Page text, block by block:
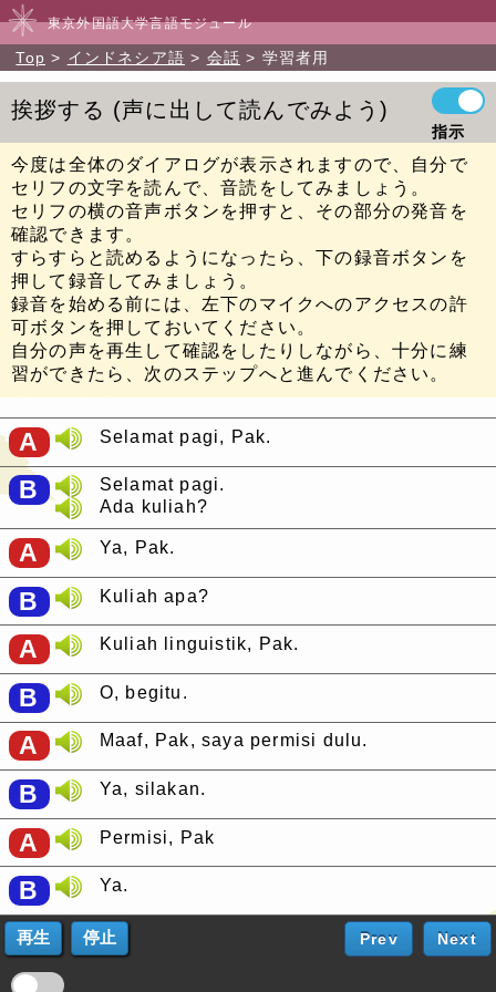
東京外国語大学言語モジュール
Top インドネシア語 会話 学習者用
挨拶する 声に出して読んでみよう
指示
今度は全体のダイアログが表示されますので、自分で
セリフの文字を読んで、音読をしてみましょう。
セリフの横の音声ボタンを押すと、その部分の発音を
確認できます。
すらすらと読めるようになったら、下の録音ボタンを
押して録音してみましょう。
録音を始める前には、左下のマイクへのアクセスの許
可ボタンを押しておいてください。
自分の声を再生して確認をしたりしながら、十分に練
習ができたら、次のステップへと進んでください。
A Selamat pagi, Pak.
B
Selamat pagi.
Ada kuliah?
A Ya, Pak.
B Kuliah apa?
A Kuliah linguistik, Pak.
B O, begitu.
A Maaf, Pak, saya permisi dulu.
B Ya, silakan.
A Permisi, Pak
B Ya.
Prev Next